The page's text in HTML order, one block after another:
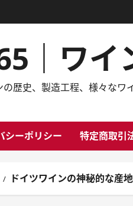
｜ワイ
歴史、製造工程、様々な
シーポリシー 特定商取引
ドイツワインの神秘的な産